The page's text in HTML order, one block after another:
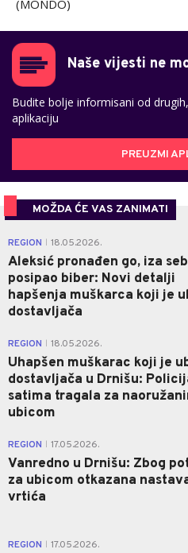
(MONDO)
Naše vijesti ne
Budite bolje informisani od
aplikaciju
PREUZMI
MOŽDA ĆE VAS ZANIMATI
REGION 18.05.2026.
Aleksić pronađen go, iza
posipao biber: Novi detalji
hapšenja muškarca koji je
dostavljača
REGION 18.05.2026.
Uhapšen muškarac koji je
dostavljača u Drnišu:
satima tragala za
ubicom
REGION 17.05.2026.
Vanredno u Drnišu: Zbog
za ubicom otkazana
vrtića
REGION 17.05.2026.